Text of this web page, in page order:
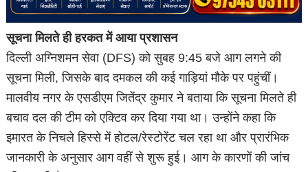
सूचना मिलते ही हरकत में आया प्रशासन
दिल्ली अग्निशमन सेवा (DFS) को सुबह 9:45 बजे आग लगने की
सूचना मिली, जिसके बाद दमकल की कई गाड़ियां मौके पर पहुंचीं।
मालवीय नगर के एसडीएम जितेंद्र कुमार ने बताया कि सूचना मिलते ही
बचाव दल की टीम को एक्टिव कर दिया गया था। उन्होंने कहा कि
इमारत के निचले हिस्से में होटल/रेस्टोरेंट चल रहा था और प्रारंभिक
जानकारी के अनुसार आग वहीं से शुरू हुई। आग के कारणों की जांच